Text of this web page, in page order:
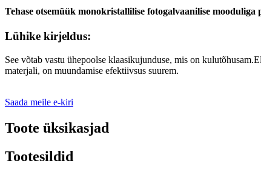
Tehase otsemüük monokristallilise fotogalvaanilise mooduliga
Lühike kirjeldus:
See võtab vastu ühepoolse klaasikujunduse, mis on
materjali, on muundamise efektiivsus suurem.
Saada meile e-kiri
Toote üksikasjad
Tootesildid